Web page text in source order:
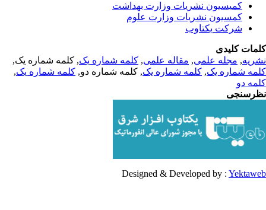
کمیسیون نشریات وزارت بهداشت
کمسیون نشریات وزارت علوم
شرکت یکتاوب
کلیدی
,مجله علمی, مقاله علمی, کلمه شماره یک, کلمه شماره یک,
شماره یک,کلمه شماره یک, کلمه شماره دو,کلمه شماره یک,
دو
Designed & Developed by :